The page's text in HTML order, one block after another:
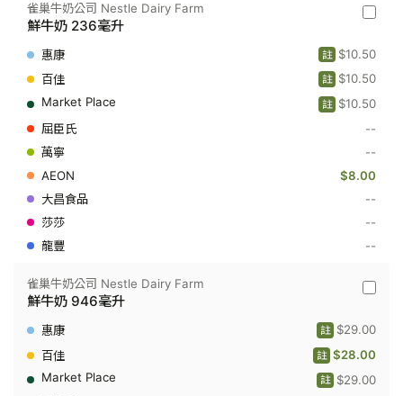
雀
牛
奶
公
Nestle
Farm
牛
236
毫
雀巢牛奶公司 Nestle Dairy Farm
鮮牛奶 236毫升
$10.50
註
$10.50
註
$10.50
註
--
--
$8.00
--
--
--
雀
牛
奶
公
Nestle
雀巢牛奶公司 Nestle Dairy Farm
鮮牛奶 946毫升
$29.00
註
$28.00
註
$29.00
註